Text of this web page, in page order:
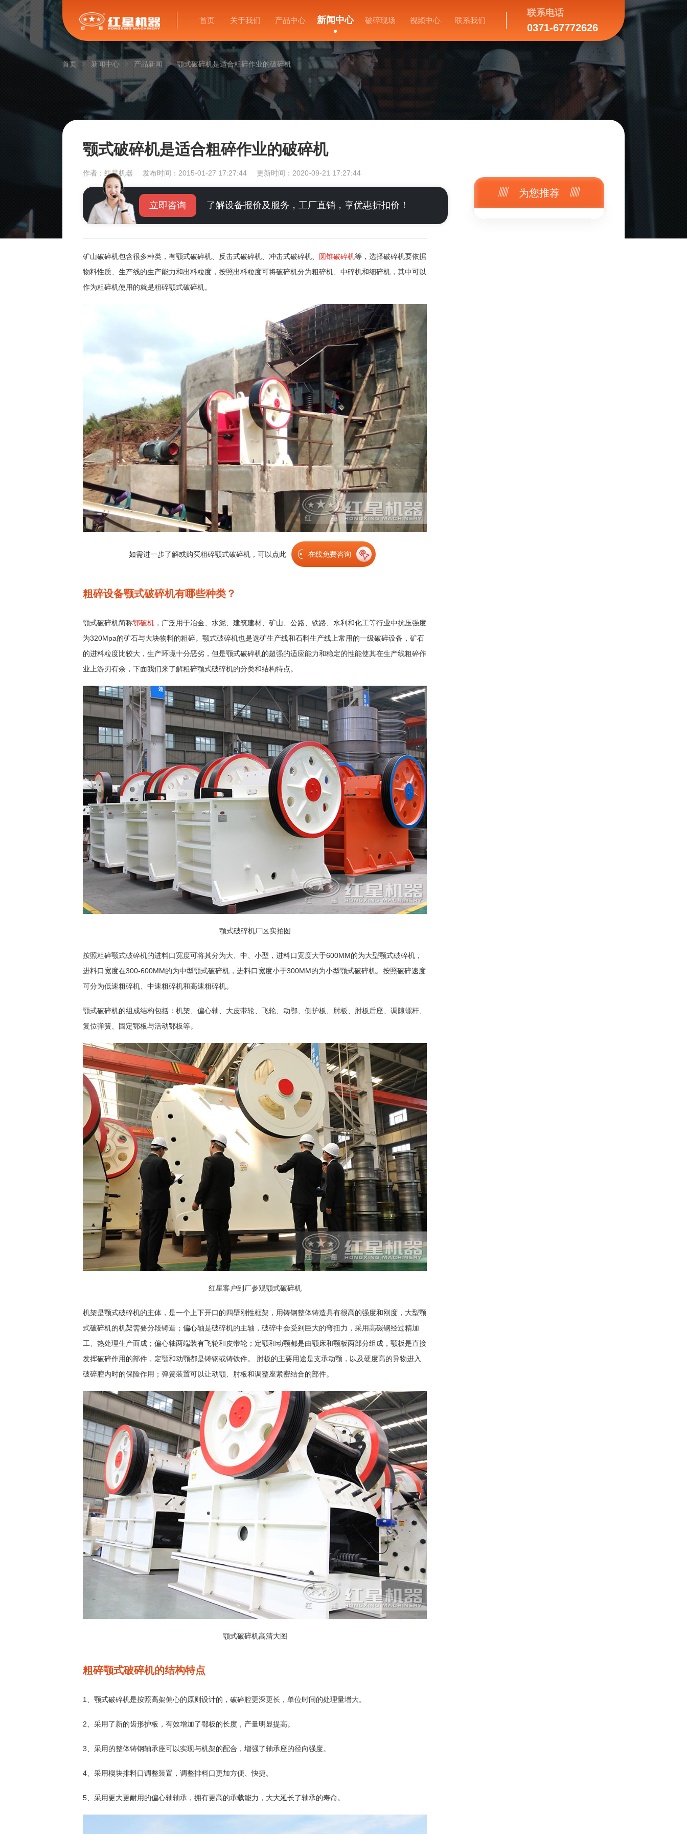
首页 关于我们 产品中心 新闻中心 破碎现场 视频中心 联系我们
联系电话
0371-67772626
首页 新闻中心 产品新闻 颚式破碎机是适合粗碎作业的破碎机
颚式破碎机是适合粗碎作业的破碎机
作者：红星机器 发布时间：2015-01-27 17:27:44 更新时间：2020-09-21 17:27:44
立即咨询 了解设备报价及服务，工厂直销，享优惠折扣价！
矿山破碎机包含很多种类，有颚式破碎机、反击式破碎机、冲击式破碎机、 圆锥破碎机等，选择破碎机要依据
物料性质、生产线的生产能力和出料粒度，按照出料粒度可将破碎机分为粗碎机、中碎机和细碎机，其中可以
作为粗碎机使用的就是粗碎颚式破碎机。
如需进一步了解或购买粗碎颚式破碎机，可以点此 在线免费咨询
粗碎设备颚式破碎机有哪些种类？
颚式破碎机简称鄂破机 ，广泛用于冶金、水泥、建筑建材、矿山、公路、铁路、水利和化工等行业中抗压强度
为320Mpa的矿石与大块物料的粗碎。颚式破碎机也是选矿生产线和石料生产线上常用的一级破碎设备，矿石
的进料粒度比较大，生产环境十分恶劣，但是颚式破碎机的超强的适应能力和稳定的性能使其在生产线粗碎作
业上游刃有余，下面我们来了解粗碎颚式破碎机的分类和结构特点。
颚式破碎机厂区实拍图
按照粗碎颚式破碎机的进料口宽度可将其分为大、中、小型，进料口宽度大于600MM的为大型颚式破碎机，
进料口宽度在300-600MM的为中型颚式破碎机，进料口宽度小于300MM的为小型颚式破碎机。按照破碎速度
可分为低速粗碎机、中速粗碎机和高速粗碎机。
颚式破碎机的组成结构包括：机架、偏心轴、大皮带轮、飞轮、动鄂、侧护板、肘板、肘板后座、调隙螺杆、
复位弹簧、固定鄂板与活动鄂板等。
红星客户到厂参观颚式破碎机
机架是颚式破碎机的主体，是一个上下开口的四壁刚性框架，用铸钢整体铸造具有很高的强度和刚度，大型颚
式破碎机的机架需要分段铸造；偏心轴是破碎机的主轴，破碎中会受到巨大的弯扭力，采用高碳钢经过精加
工、热处理生产而成；偏心轴两端装有飞轮和皮带轮；定颚和动颚都是由颚床和颚板两部分组成，颚板是直接
发挥破碎作用的部件，定颚和动颚都是铸钢或铸铁件。 肘板的主要用途是支承动颚，以及硬度高的异物进入
破碎腔内时的保险作用；弹簧装置可以让动颚、肘板和调整座紧密结合的部件。
颚式破碎机高清大图
粗碎颚式破碎机的结构特点
1、颚式破碎机是按照高架偏心的原则设计的，破碎腔更深更长，单位时间的处理量增大。
2、采用了新的齿形护板，有效增加了鄂板的长度，产量明显提高。
3、采用的整体铸钢轴承座可以实现与机架的配合，增强了轴承座的径向强度。
4、采用楔块排料口调整装置，调整排料口更加方便、快捷。
5、采用更大更耐用的偏心轴轴承，拥有更高的承载能力，大大延长了轴承的寿命。
为您推荐